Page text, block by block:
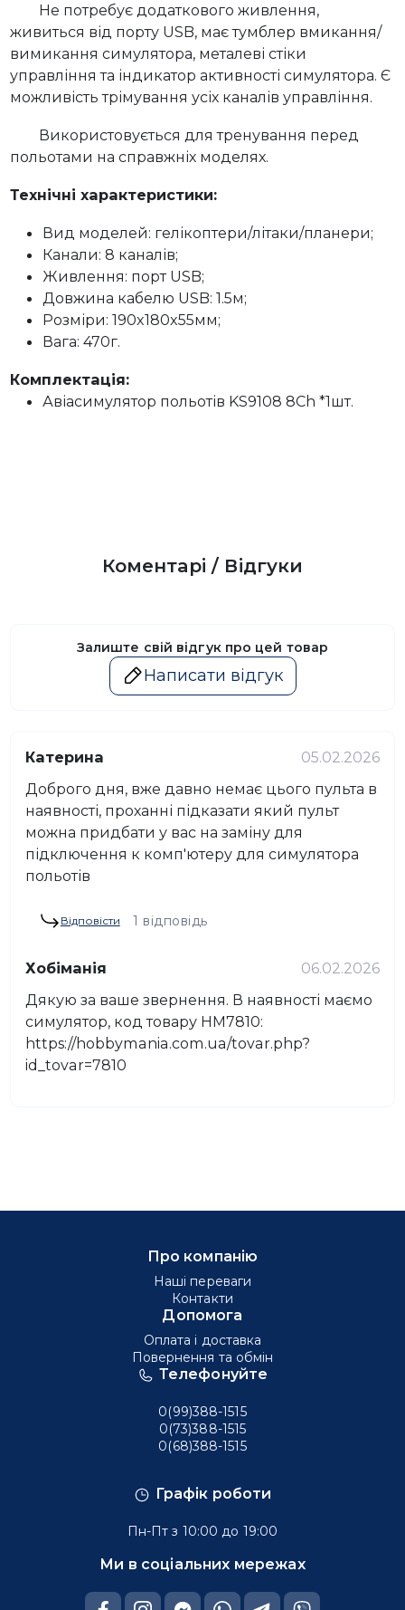
Не потребує додаткового живлення,
живиться від порту USB, має тумблер вмикання/
вимикання симулятора, металеві стіки
управління та індикатор активності симулятора. Є
можливість трімування усіх каналів управління.
Використовується для тренування перед
польотами на справжніх моделях.
Технічні характеристики:
Вид моделей: гелікоптери/літаки/планери;
Канали: 8 каналів;
Живлення: порт USB;
Довжина кабелю USB: 1.5м;
Розміри: 190x180x55мм;
Вага: 470г.
Комплектація:
Авіасимулятор польотів KS9108 8Ch *1шт.
Коментарі / Відгуки
Залиште свій відгук про цей товар
Написати відгук
Катерина
05.02.2026
Доброго дня, вже давно немає цього пульта в
наявності, проханні підказати який пульт
можна придбати у вас на заміну для
підключення к комп'ютеру для симулятора
польотів
Відповісти 1 відповідь
Хобіманія
06.02.2026
Дякую за ваше звернення. В наявності маємо
симулятор, код товару HM7810:
https://hobbymania.com.ua/tovar.php?
id_tovar=7810
Графік роботи
Пн-Пт з 10:00 до 19:00
Ми в соціальних мережах
Телефонуйте
0(99)388-1515
0(73)388-1515
0(68)388-1515
Про компанію
Наші переваги
Контакти
Допомога
Оплата і доставка
Повернення та обмін